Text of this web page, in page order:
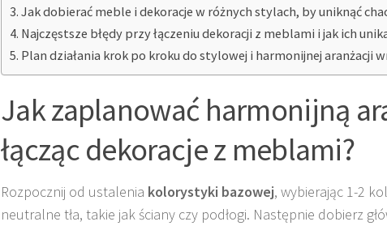
Jak dobierać meble i dekoracje w różnych stylach, by uniknąć
Najczęstsze błędy przy łączeniu dekoracji z meblami i jak ich
Plan działania krok po kroku do stylowej i harmonijnej aranżacji
Jak zaplanować harmonijną
łącząc dekoracje z meblami?
Rozpocznij od ustalenia kolorystyki bazowej, wybierając 1-2
neutralne tła, takie jak ściany czy podłogi. Następnie dobierz